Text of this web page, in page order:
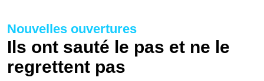
Nouvelles ouvertures
Ils ont sauté le pas et ne le
regrettent pas